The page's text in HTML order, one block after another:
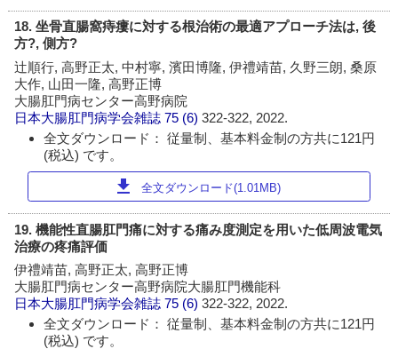
18. 坐骨直腸窩痔瘻に対する根治術の最適アプローチ法は, 後
方?, 側方?
辻順行, 高野正太, 中村寧, 濱田博隆, 伊禮靖苗, 久野三朗, 桑原
大作, 山田一隆, 高野正博
大腸肛門病センター高野病院
日本大腸肛門病学会雑誌 75 (6)322-322, 2022.
全文ダウンロード： 従量制、基本料金制の方共に121円
(税込) です。
download 全文ダウンロード(1.01MB)
19. 機能性直腸肛門痛に対する痛み度測定を用いた低周波電気
治療の疼痛評価
伊禮靖苗, 高野正太, 高野正博
大腸肛門病センター高野病院大腸肛門機能科
日本大腸肛門病学会雑誌 75 (6)322-322, 2022.
全文ダウンロード： 従量制、基本料金制の方共に121円
(税込) です。